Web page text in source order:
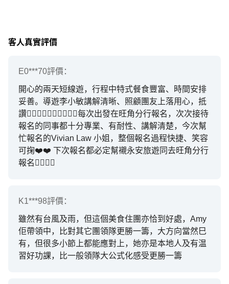
客人真實評價
E0***70評價：
開心的兩天短線遊，行程中特式餐食豐富、時間安排
妥善。導遊李小敏講解清晰、照顧團友上落用心，抵
讚👍🏽👍🏽👍🏽👍🏽👍🏽每次出發在旺角分行報名，次次接待
報名的同事都十分專業、有耐性、講解清楚，今次幫
忙報名的Vivian Law 小姐，整個報名過程快捷、笑容
可掬❤️❤️ 下次報名都必定幫襯永安旅遊同去旺角分行
報名👍🏽👍🏽
K1***98評價：
雖然有台風及雨，但這個美食住團亦恰到好處，Amy
佢帶領中，比對其它團領隊更勝一籌，大方向當然巳
有，但很多小節上都能應對上，她亦是本地人及有温
習好功課，比一般領隊大公式化感受更勝一籌